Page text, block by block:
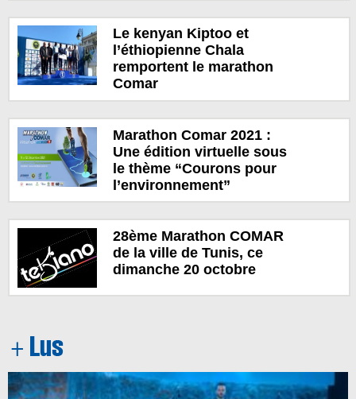
Le kenyan Kiptoo et
l’éthiopienne Chala
remportent le marathon
Comar
Marathon Comar 2021 :
Une édition virtuelle sous
le thème “Courons pour
l’environnement”
28ème Marathon COMAR
de la ville de Tunis, ce
dimanche 20 octobre